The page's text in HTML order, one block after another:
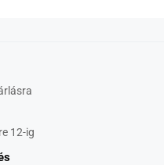
12-ig